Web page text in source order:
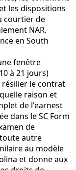
les dispositions
courtier de
NAR.
en South
fenêtre
à 21 jours)
le contrat
raison et
de l'earnest
dans le SC Form
de
autre
au modèle
et donne aux